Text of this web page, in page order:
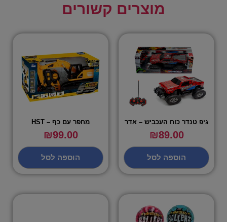
מוצרים קשורים
גיפ טנדר כוח העכביש – אדר
₪89.00
הוספה לסל
מחפר עם כף – HST
₪99.00
הוספה לסל